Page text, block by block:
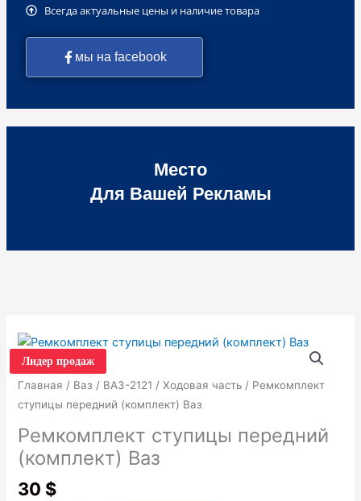
Всегда актуальные цены и наличие товара
мы на facebook
Место
Для Вашей Рекламы
Лидер продаж
Главная / Ваз / ВАЗ-2121 /Ходовая часть / Ремкомплект
ступицы передний (комплект) Ваз
Ремкомплект ступицы передний
(комплект) Ваз
30 $
Количество
товара
Ремкомплект
ступицы
(комплект)
Ваз